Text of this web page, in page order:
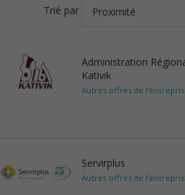
Trié par
Administration
Kativik
Autres offres de
Servirplus
Autres offres de